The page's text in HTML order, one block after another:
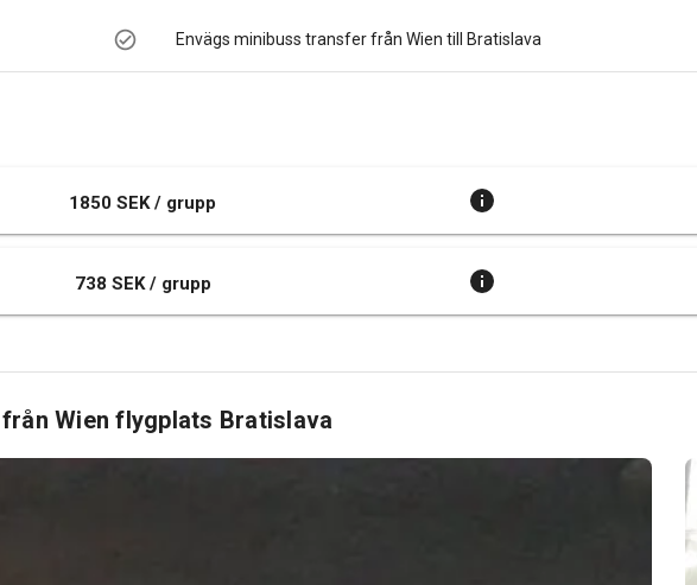
Envägs minibuss transfer från Wien till Bratislava
1850 SEK / grupp
738 SEK / grupp
Wien flygplats Bratislava